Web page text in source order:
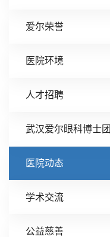
爱尔荣誉
医院环境
人才招聘
武汉爱尔眼科博士团
医院动态
学术交流
公益慈善